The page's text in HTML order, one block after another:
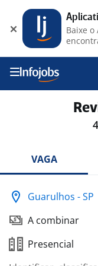
VAGA
Guarulhos - SP
A combinar
Presencial
Baixe o